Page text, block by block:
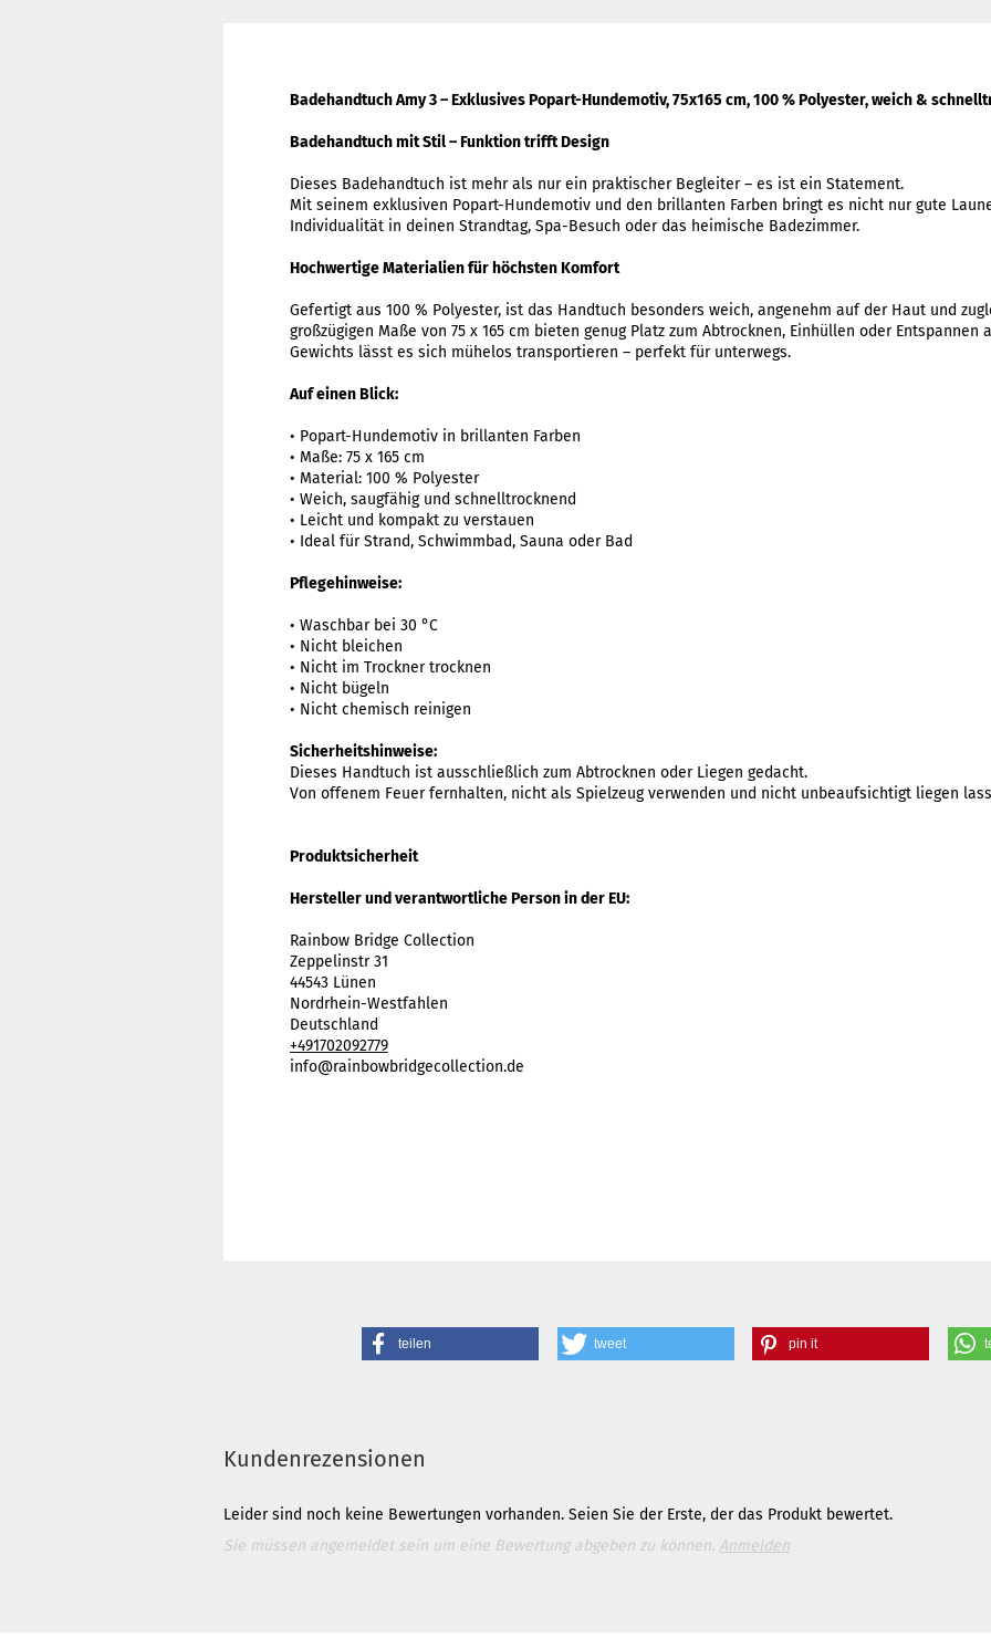
Badehandtuch Amy 3 – Exklusives Popart-Hundemotiv, 75x165 cm, 100 % Polyester, weich &
Badehandtuch mit Stil – Funktion trifft Design
Dieses Badehandtuch ist mehr als nur ein praktischer Begleiter – es ist ein Statement.
Mit seinem exklusiven Popart-Hundemotiv und den brillanten Farben bringt es nicht nur gute
Individualität in deinen Strandtag, Spa-Besuch oder das heimische Badezimmer.
Hochwertige Materialien für höchsten Komfort
Gefertigt aus 100 % Polyester, ist das Handtuch besonders weich, angenehm auf der Haut und
großzügigen Maße von 75 x 165 cm bieten genug Platz zum Abtrocknen, Einhüllen oder Entspannen
Gewichts lässt es sich mühelos transportieren – perfekt für unterwegs.
Auf einen Blick:
• Popart-Hundemotiv in brillanten Farben
• Maße: 75 x 165 cm
• Material: 100 % Polyester
• Weich, saugfähig und schnelltrocknend
• Leicht und kompakt zu verstauen
• Ideal für Strand, Schwimmbad, Sauna oder Bad
Pflegehinweise:
• Waschbar bei 30 °C
• Nicht bleichen
• Nicht im Trockner trocknen
• Nicht bügeln
• Nicht chemisch reinigen
Sicherheitshinweise:
Dieses Handtuch ist ausschließlich zum Abtrocknen oder Liegen gedacht.
Von offenem Feuer fernhalten, nicht als Spielzeug verwenden und nicht unbeaufsichtigt liegen
Produktsicherheit
Hersteller und verantwortliche Person in der EU:
Rainbow Bridge Collection
Zeppelinstr 31
44543 Lünen
Nordrhein-Westfahlen
Deutschland
+491702092779
info@rainbowbridgecollection.de
teilen tweet pin it
Kundenrezensionen
Leider sind noch keine Bewertungen vorhanden. Seien Sie der Erste, der das Produkt bewertet.
Sie müssen angemeldet sein um eine Bewertung abgeben zu können. Anmelden